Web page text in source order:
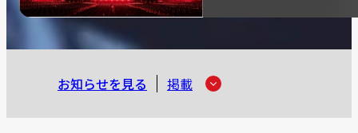
お知らせを見る 掲載